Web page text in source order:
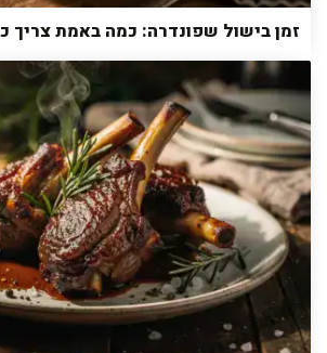
זמן בישול שפונדרה: כמה באמת צריך